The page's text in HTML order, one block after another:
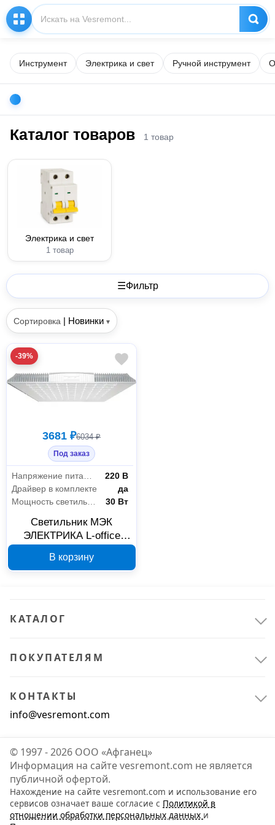
Инструмент Электрика и свет Ручной инструмент
Каталог товаров 1 товар
Электрика и свет
1 товар
☰Фильтр
Сортировка | Новинки ▾
-39%
3681 ₽6034 ₽
Под заказ
220 В
Драйвер в комплекте
да
30 Вт
Светильник МЭК
ЭЛЕКТРИКА L-office
Д/5,0K/03/SD/220AC
IP40 LBAL001
В корзину
КАТАЛОГ
ПОКУПАТЕЛЯМ
КОНТАКТЫ
info@vesremont.com
© 1997 - 2026 ООО «Афганец»
Информация на сайте vesremont.com не является
публичной офертой.
Нахождение на сайте vesremont.com и использование его
сервисов означает ваше согласие с Политикой в
отношении обработки персональных данных и